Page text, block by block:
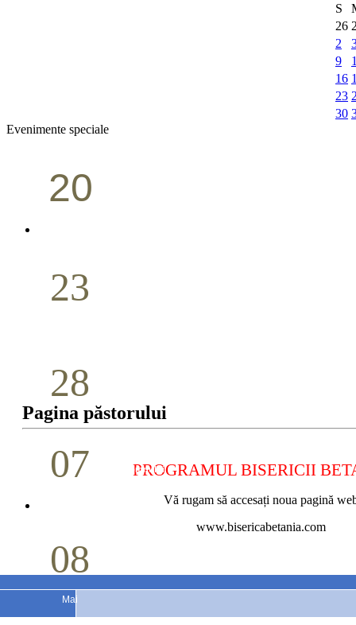
S
26
2
9
16
23
30
Evenimente speciale
20
23
28
Aprilie
07 Cina Domnului
08
Mai
Pagina păstorului
PROGRAMUL BISERICII
Vă rugam să accesați noua pagină
www.bisericabetania.com